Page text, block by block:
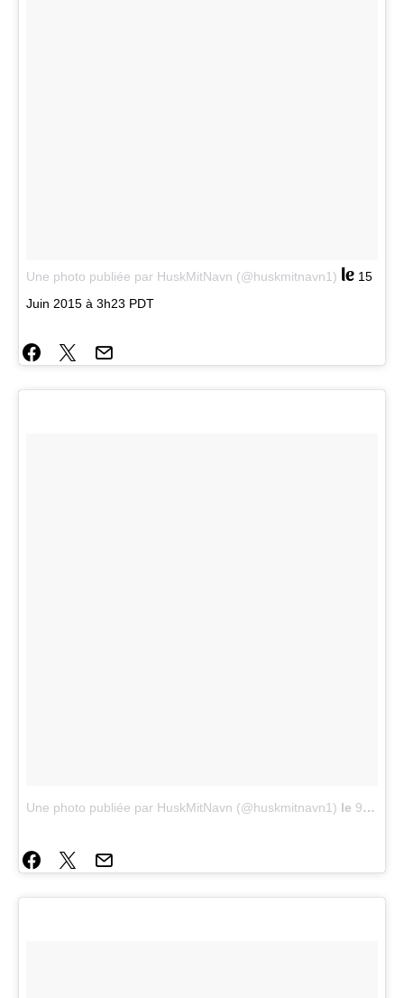
Une photo publiée par HuskMitNavn (@huskmitnavn1) le 15
Juin 2015 à 3h23 PDT
Une photo publiée par HuskMitNavn (@huskmitnavn1) le 9 Juin 2015 à 12h41 PDT